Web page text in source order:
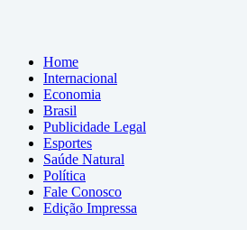
Home
Internacional
Economia
Brasil
Publicidade Legal
Esportes
Saúde Natural
Política
Fale Conosco
Edição Impressa